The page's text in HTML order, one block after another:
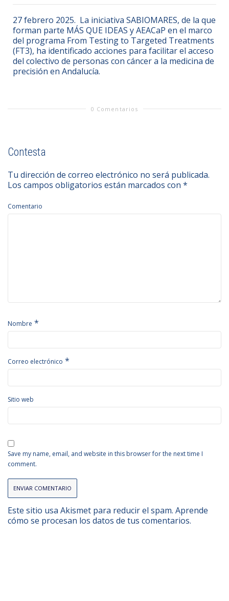
27 febrero 2025. La iniciativa SABIOMARES, de la que
forman parte MÁS QUE IDEAS y AEACaP en el marco
del programa From Testing to Targeted Treatments
(FT3), ha identificado acciones para facilitar el acceso
del colectivo de personas con cáncer a la medicina de
precisión en Andalucía.
0 Comentarios
Contesta
Tu dirección de correo electrónico no será publicada.
Los campos obligatorios están marcados con *
Comentario
Nombre *
Correo electrónico *
Sitio web
Save my name, email, and website in this browser for the next time I
comment.
Este sitio usa Akismet para reducir el spam. Aprende
cómo se procesan los datos de tus comentarios.